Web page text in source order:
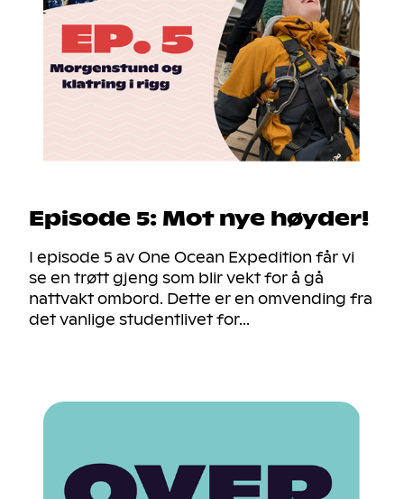
Episode 5: Mot nye høyder!
I episode 5 av One Ocean Expedition får vi
se en trøtt gjeng som blir vekt for å gå
nattvakt ombord. Dette er en omvending fra
det vanlige studentlivet for...